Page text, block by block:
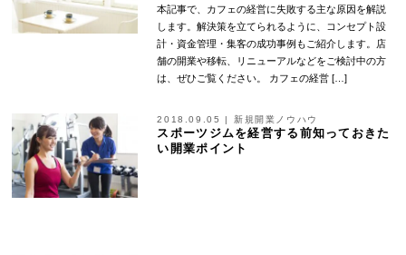
本記事で、カフェの経営に失敗する主な原因を解説
します。解決策を立てられるように、コンセプト設
計・資金管理・集客の成功事例もご紹介します。店
舗の開業や移転、リニューアルなどをご検討中の方
は、ぜひご覧ください。 カフェの経営 […]
2018.09.05 新規開業ノウハウ
スポーツジムを経営する前知っておきた
い開業ポイント